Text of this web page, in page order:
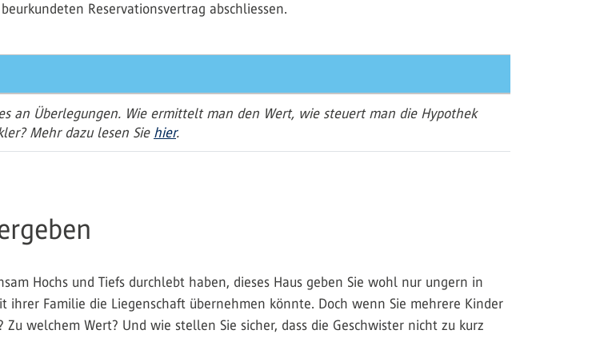
Reservationsvertrag abschliessen.
an Überlegungen. Wie ermittelt man den Wert, wie steuert man die Hypothek
Mehr dazu lesen Sie hier.
Hochs und Tiefs durchlebt haben, dieses Haus geben Sie wohl nur ungern in
ihrer Familie die Liegenschaft übernehmen könnte. Doch wenn Sie mehrere Kinder
welchem Wert? Und wie stellen Sie sicher, dass die Geschwister nicht zu kurz